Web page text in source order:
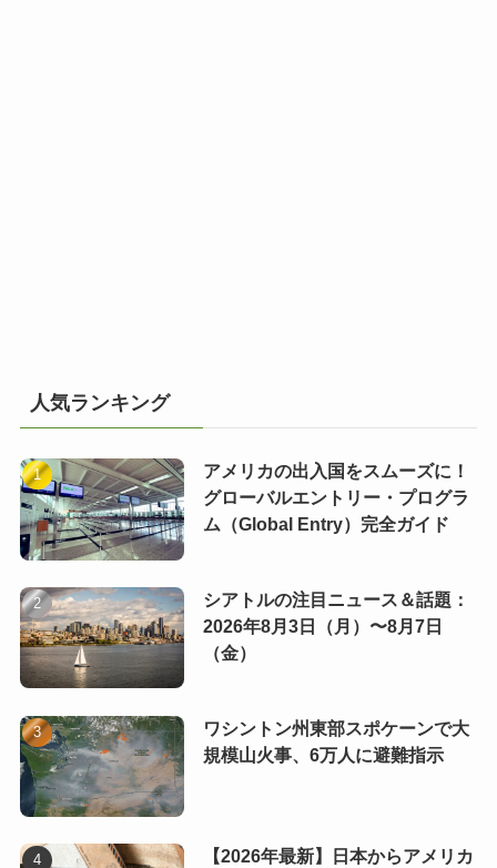
人気ランキング
アメリカの出入国をスムーズに！
グローバルエントリー・プログラ
ム（Global Entry）完全ガイド
シアトルの注目ニュース＆話題：
2026年8月3日（月）〜8月7日
（金）
ワシントン州東部スポケーンで大
規模山火事、6万人に避難指示
【2026年最新】日本からアメリカ